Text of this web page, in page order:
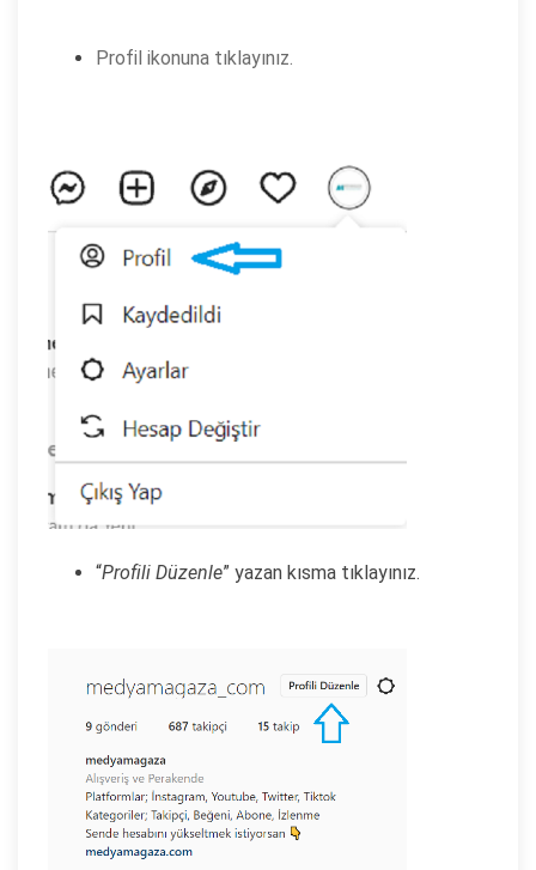
Profil ikonuna tıklayınız.
“Profili Düzenle” yazan kısma tıklayınız.